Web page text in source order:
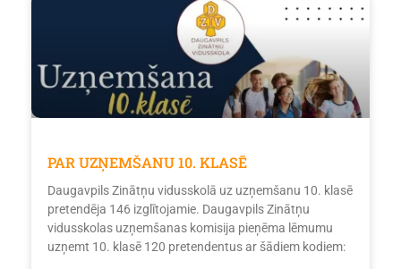
PAR UZŅEMŠANU 10. KLASĒ
Daugavpils Zinātņu vidusskolā uz uzņemšanu 10. klasē
pretendēja 146 izglītojamie. Daugavpils Zinātņu
vidusskolas uzņemšanas komisija pieņēma lēmumu
uzņemt 10. klasē 120 pretendentus ar šādiem kodiem: